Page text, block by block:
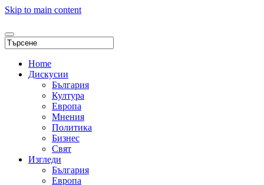
Skip to main content
Home
Дискусии
България
Култура
Европа
Мнения
Политика
Бизнес
Свят
Изгледи
България
Европа